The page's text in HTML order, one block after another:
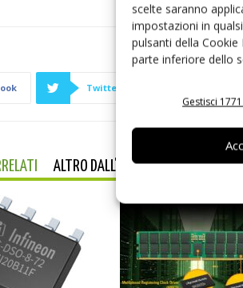
scelte saranno
impostazioni in
pulsanti della
parte inferiore dello
Gestisci
Twitter
ALTRO DALL'AUTORE